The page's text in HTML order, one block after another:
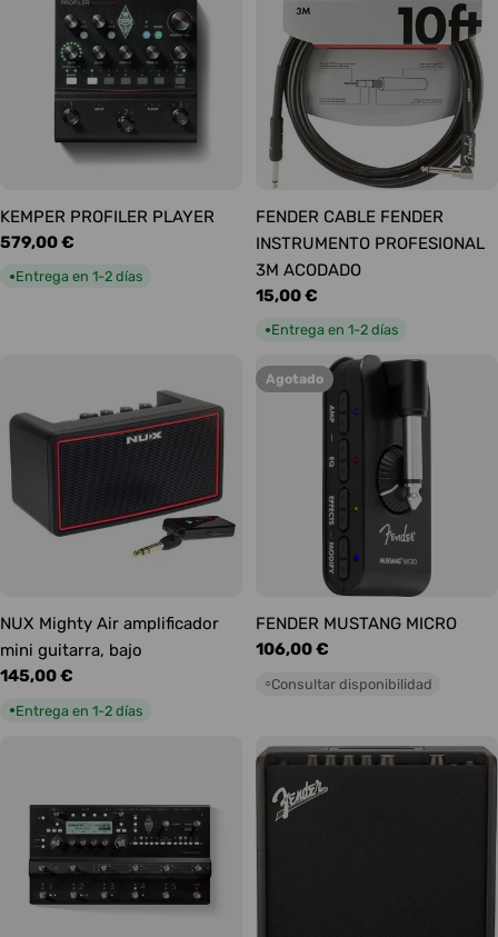
KEMPER PROFILER PLAYER
Precio
habitual
579,00 €
●Entrega en 1-2 días
FENDER CABLE FENDER
INSTRUMENTO PROFESIONAL
3M ACODADO
Precio
habitual
15,00 €
●Entrega en 1-2 días
NUX Mighty Air amplificador
mini guitarra, bajo
Precio
145,00 €
●Entrega en 1-2 días
Agotado
FENDER MUSTANG MICRO
Precio
106,00 €
○Consultar disponibilidad